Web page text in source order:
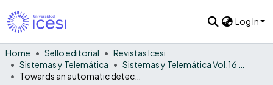
Log In
Home Sello editorial
Revistas Icesi
Sistemas y Telemática